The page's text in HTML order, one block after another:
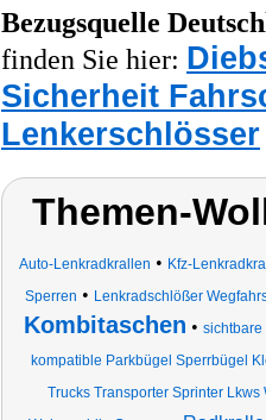
Bezugsquelle
finden Sie hier:
Sicherheit
Lenkerschlösser
Themen-
Auto-Lenkradkrallen • Kfz-
Sperren • Lenkradschlößer
Kombitaschen • sichtbare
kompatible Parkbügel Sperrbügel
Trucks Transporter Sprinter Lkws